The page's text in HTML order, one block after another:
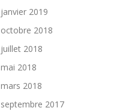
janvier 2019
octobre 2018
juillet 2018
mai 2018
mars 2018
septembre 2017